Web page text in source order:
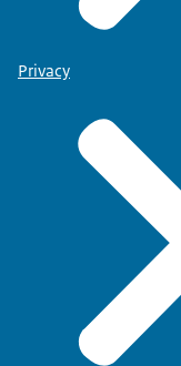
Privacy